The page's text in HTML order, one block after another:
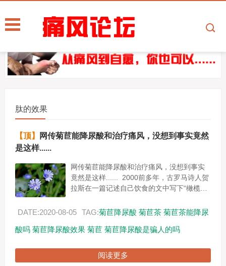
肽的效果
【顶】
网传菊苣能降尿酸和治疗痛风，没想到事实竟然
是这样......
网传菊苣能降尿酸和治疗痛风，没想到事实
竟然是这样...... 2000前多年，古罗马诗人贺
拉斯在一篇记述自己饮食的文中写下“橄榄、
食...
DATE:2020-08-05 TAG:菊苣降尿酸 菊苣茶 菊苣茶能降尿
酸吗 菊苣降尿酸效果 菊苣 菊苣降尿酸是骗人的吗
阅读更多